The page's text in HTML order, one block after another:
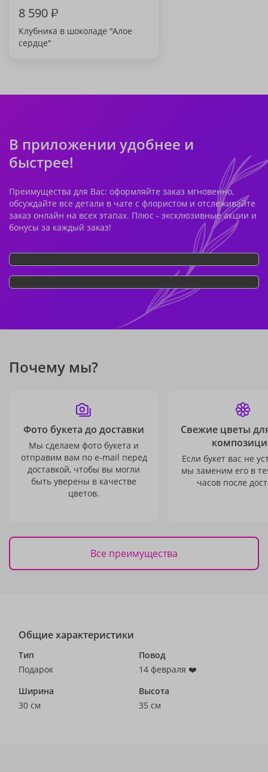
8 590₽
Клубника в шоколаде "Алое
сердце"
В приложении удобнее и
быстрее!
Преимущества для Вас: оформляйте заказ мгновенно,
обсуждайте все детали в чате с флористом и отслеживайте
заказ онлайн на всех этапах. Плюс - эксклюзивные акции и
бонусы за каждый заказ!
Почему мы?
Фото букета до доставки
Мы сделаем фото букета и
отправим вам по e-mail перед
доставкой, чтобы вы могли
быть уверены в качестве
цветов.
Свежие цветы
Если букет вас не
мы заменим его в
часов после
Все преимущества
Общие характеристики
Тип
Подарок
Повод
14 февраля ❤️
Ширина
30 см
Высота
35 см